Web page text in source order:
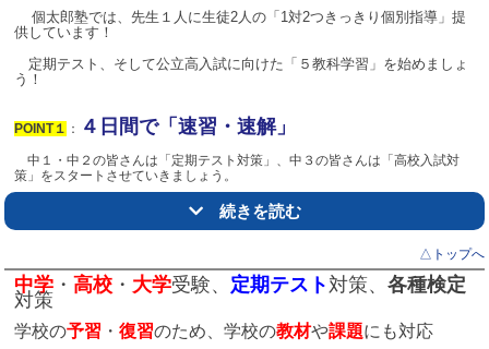
個太郎塾では、先生１人に生徒2人の「1対2つきっきり個別指導」提
供しています！
定期テスト、そして公立高入試に向けた「５教科学習」を始めましょ
う！
POINT１ ： ４日間で「速習・速解」
中１・中２の皆さんは「定期テスト対策」、 中３の皆さんは「高校入試対
策」をスタートさせていきましょう。
個太郎塾では、「短期受講」を利用し、集中的に目的に合わせた学習が可能
です！通常個別指導を受講していない方にもお勧めです。
POINT２：苦手単元をチェック！
１回目の受講の際、希望する単元についてチェックテストを実施します。苦
手なところやつまずいているポイントを講師が目の前で確認することで、より
お子様に合わせた指導が可能になります。
続きを読む
△トップへ
中学・ 高校・ 大学受験、 定期テスト 対策、 各種検定
対策
学校の予習 ・ 復習のため、学校の教材や課題にも対応